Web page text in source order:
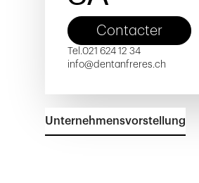
Contacter
Tel.021 624 12 34
info@dentanfreres.ch
Unternehmensvorstellung